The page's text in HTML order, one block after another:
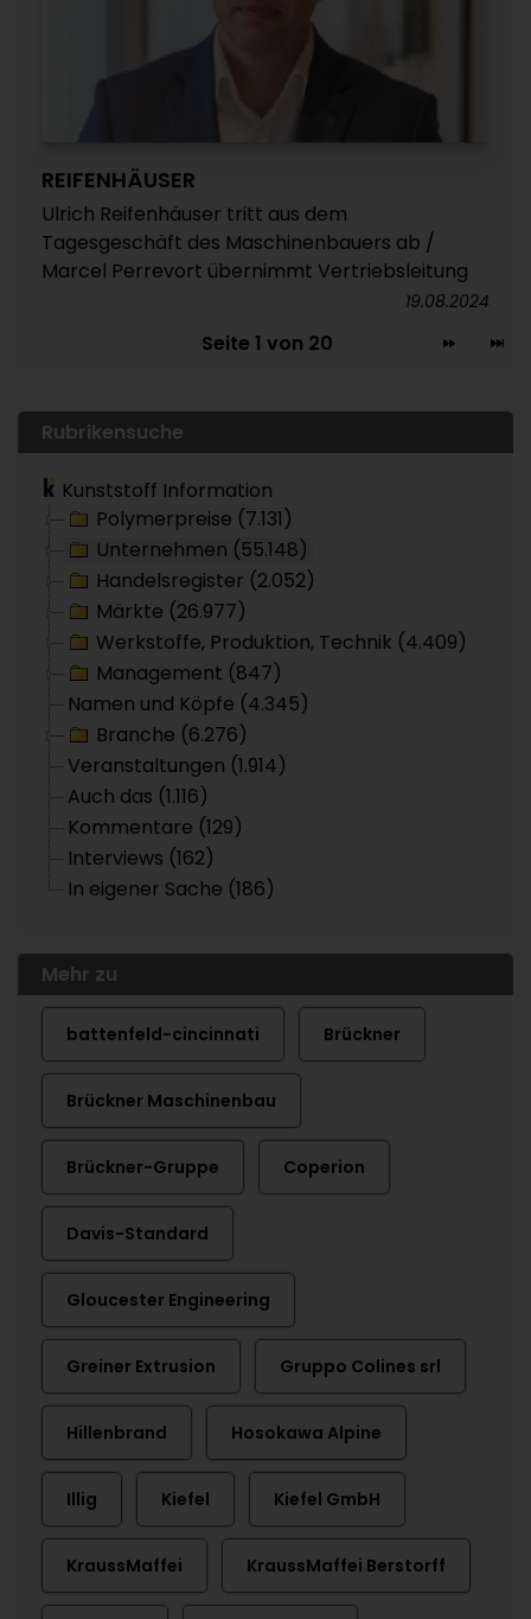
REIFENHÄUSER
Ulrich Reifenhäuser tritt aus dem
Tagesgeschäft des Maschinenbauers ab /
Marcel Perrevort übernimmt Vertriebsleitung
19.08.2024
Seite 1 von 20
Rubrikensuche
Kunststoff Information
Polymerpreise (7.131)
Unternehmen (55.148)
Handelsregister (2.052)
Märkte (26.977)
Werkstoffe, Produktion, Technik (4.409)
Management (847)
Namen und Köpfe (4.345)
Branche (6.276)
Veranstaltungen (1.914)
Auch das (1.116)
Kommentare (129)
Interviews (162)
In eigener Sache (186)
Mehr zu
battenfeld-cincinnati Brückner
Brückner Maschinenbau
Brückner-Gruppe Coperion
Davis-Standard
Gloucester Engineering
Greiner Extrusion Gruppo Colines srl
Hillenbrand Hosokawa Alpine
Illig Kiefel Kiefel GmbH
KraussMaffei KraussMaffei Berstorff